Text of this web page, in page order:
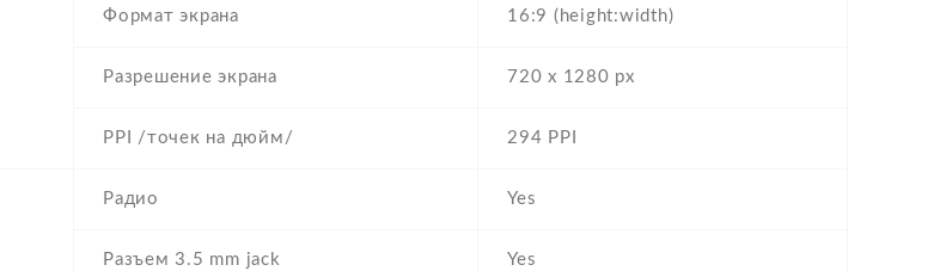
Формат экрана 16:9 (height:width)
Разрешение экрана 720 x 1280 px
PPI /точек на дюйм/ 294 PPI
Радио Yes
Разъем 3.5 mm jack Yes